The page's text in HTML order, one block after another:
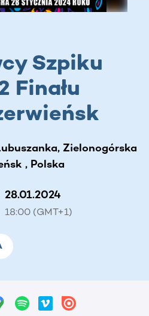
Szpiku
Finału
Zielonogórska
, Polska
28.01.2024
18:00 (GMT+1)